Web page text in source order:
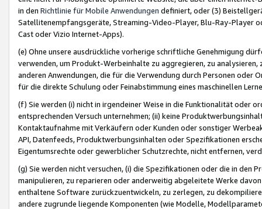
in den Richtlinie für Mobile Anwendungen definiert, oder (3)
Satellitenempfangsgeräte, Streaming-Video-Player, Blu-Ray-Player
Cast oder Vizio Internet-Apps).
(e) Ohne unsere ausdrückliche vorherige schriftliche Genehmigung
verwenden, um Produkt-Werbeinhalte zu aggregieren, zu
anderen Anwendungen, die für die Verwendung durch Personen
für die direkte Schulung oder Feinabstimmung eines maschinellen
(f) Sie werden (i) nicht in irgendeiner Weise in die Funktionalität oder
entsprechenden Versuch unternehmen; (ii) keine
Kontaktaufnahme mit Verkäufern oder Kunden oder sonstiger
API, Datenfeeds, Produktwerbungsinhalten oder Spezifikationen
Eigentumsrechte oder gewerblicher Schutzrechte, nicht entfernen,
(g) Sie werden nicht versuchen, (i) die Spezifikationen oder die in
manipulieren, zu reparieren oder anderweitig abgeleitete Werke
enthaltene Software zurückzuentwickeln, zu zerlegen, zu
andere zugrunde liegende Komponenten (wie Modelle,